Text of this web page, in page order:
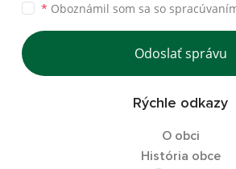
* Oboznámil som sa so
Odoslať správu
Rýchle odkazy
O obci
História obce